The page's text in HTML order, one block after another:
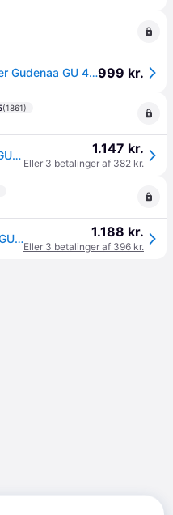
AL-KO plæneklipper håndskubber Gudenaa GU 400 cylinder 40 130108999 kr.
(1861)
(ComputerSalg) AL-KO Gudenå GU 400 Cylinderklipper 1.147 kr.
Eller 3 betalinger af 382 kr.
AL-KO Cylinderklipper Gudenaa GU 400 1.188 kr.
Eller 3 betalinger af 396 kr.